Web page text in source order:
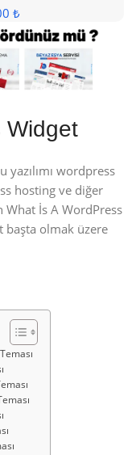
₺
Widget
yazılımı wordpress
hosting ve diğer
What İs A WordPress
başta olmak üzere